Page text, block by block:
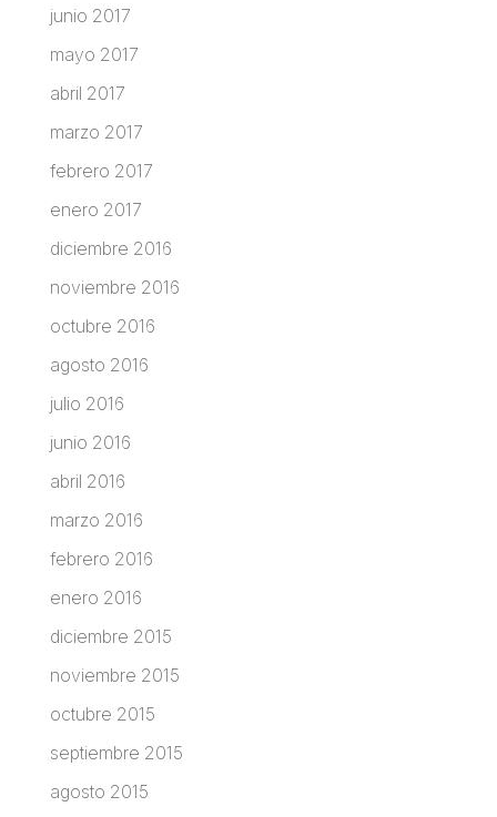
junio 2017
mayo 2017
abril 2017
marzo 2017
febrero 2017
enero 2017
diciembre 2016
noviembre 2016
octubre 2016
agosto 2016
julio 2016
junio 2016
abril 2016
marzo 2016
febrero 2016
enero 2016
diciembre 2015
noviembre 2015
octubre 2015
septiembre 2015
agosto 2015